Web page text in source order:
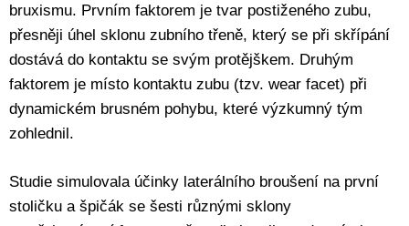
bruxismu. Prvním faktorem je tvar postiženého zubu,
přesněji úhel sklonu zubního třeně, který se při skřípání
dostává do kontaktu se svým protějškem. Druhým
faktorem je místo kontaktu zubu (tzv. wear facet) při
dynamickém brusném pohybu, které výzkumný tým
zohlednil.
Studie simulovala účinky laterálního broušení na první
stoličku a špičák se šesti různými sklony